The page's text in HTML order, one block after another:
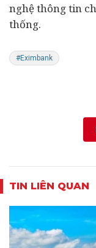
nghệ thông tin
thống.
#Eximbank
TIN LIÊN QUAN